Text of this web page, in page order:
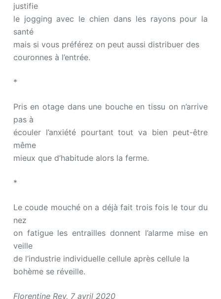
justifie
le jogging avec le chien dans les rayons pour la
santé
mais si vous préférez on peut aussi distribuer des
couronnes à l’entrée.
*
Pris en otage dans une bouche en tissu on n’arrive
pas à
écouler l’anxiété pourtant tout va bien peut-être
même
mieux que d’habitude alors la ferme.
*
Le coude mouché on a déjà fait trois fois le tour du
nez
on fatigue les entrailles donnent l’alarme mise en
veille
de l’industrie individuelle cellule après cellule la
bohème se réveille.
Florentine Rey, 7 avril 2020